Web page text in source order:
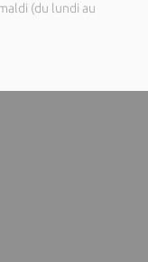
(du lundi au